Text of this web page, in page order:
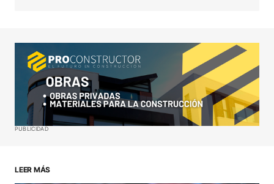
Your Name*
Your E-mail*
PUBLICIDAD
LEER MÁS